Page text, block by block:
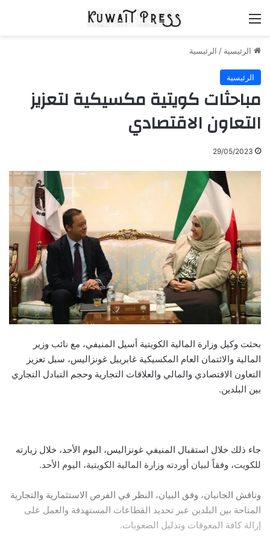
الرئيسية / الرئيسية
الرئيسية
مباحثات كويتية مكسيكية لتعزيز
التعاون الاقتصادي
29/05/2023
بحثت وكيل وزارة المالية الكويتية أسيل المنيفي، مع نائب وزير
المالية والائتمان العام المكسيكية غابرييل غونزاليس، سبل تعزيز
التعاون الاقتصادي والمالي والعلاقات التجارية وحجم التبادل التجاري
بين البلدين.
جاء ذلك خلال استقبال المنيفي غونزاليس، اليوم الأحد، خلال زيارته
للكويت، وفقاً لبيان أوردته وزارة المالية الكويتية، اليوم الأحد.
وناقش الجانبان، وفق البيان، النظر في الفرص الاستثمارية والتجارية
المتاحة بين البلدين عبر تحديد القطاعات المستهدفة والعمل على
إزالة كافة المعوقات وتذليل الصعوبات.